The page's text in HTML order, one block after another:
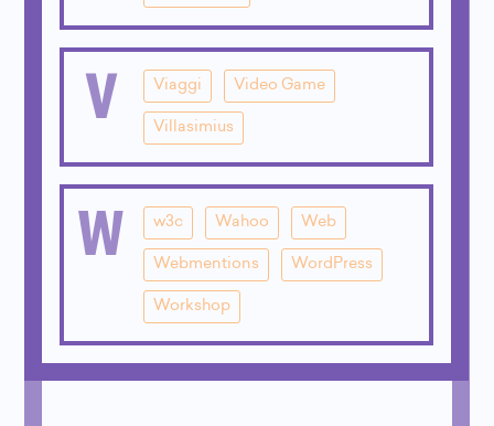
V Viaggi Video Game
Villasimius
W w3c Wahoo Web
Webmentions WordPress
Workshop